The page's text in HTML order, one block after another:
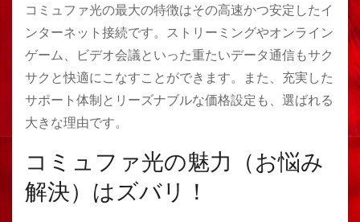
コミュファ光の最大の特徴はその高速かつ安定したイ
ンターネット接続です。ストリーミングやオンライン
ゲーム、ビデオ会議といった重たいデータ通信もサク
サクと快適にこなすことができます。また、充実した
サポート体制とリーズナブルな価格設定も、選ばれる
大きな理由です。
コミュファ光の魅力（お悩み
解決）はズバリ！